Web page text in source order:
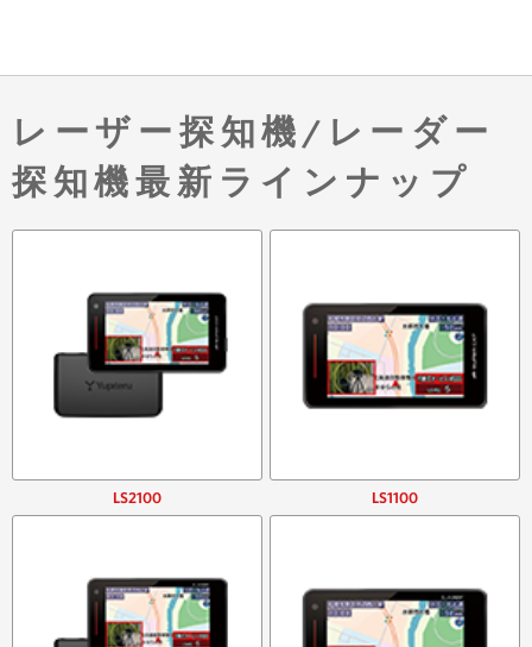
レーザー探知機/レーダー
探知機最新ラインナップ
LS2100 LS1100